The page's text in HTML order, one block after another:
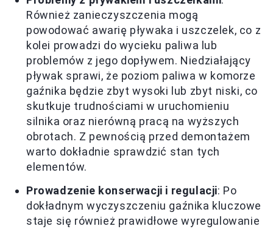
Również zanieczyszczenia mogą
powodować awarię pływaka i uszczelek, co z
kolei prowadzi do wycieku paliwa lub
problemów z jego dopływem. Niedziałający
pływak sprawi, że poziom paliwa w komorze
gaźnika będzie zbyt wysoki lub zbyt niski, co
skutkuje trudnościami w uruchomieniu
silnika oraz nierówną pracą na wyższych
obrotach. Z pewnością przed demontażem
warto dokładnie sprawdzić stan tych
elementów.
Prowadzenie konserwacji i regulacji: Po
dokładnym wyczyszczeniu gaźnika kluczowe
staje się również prawidłowe wyregulowanie